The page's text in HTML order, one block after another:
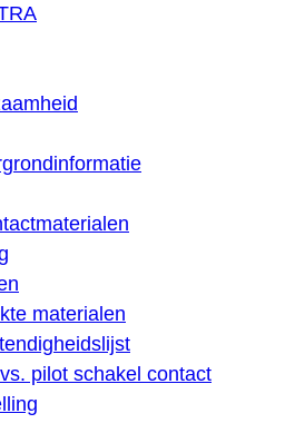
materialen
pilot schakel contact